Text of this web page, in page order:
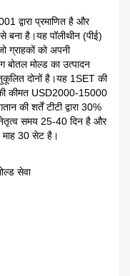
द्वारा प्रमाणित है और
है।यह पॉलीथीन (पीई)
ग्राहकों को अपनी
मोल्ड का उत्पादन
दोनों है।यह 1SET की
कीमत USD2000-15000
की शर्तें टीटी द्वारा 30%
समय 25-40 दिन है और
माह 30 सेट है।
सेवा